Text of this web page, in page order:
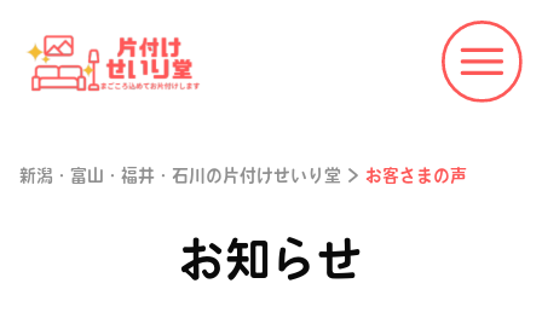
新潟・富山・福井・石川の片付けせいり堂 > お客さまの声
お知らせ